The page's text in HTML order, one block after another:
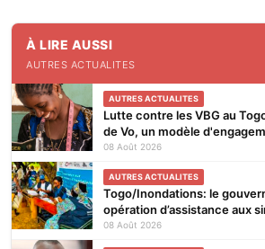
À LIRE AUSSI
AUTRES ACTUALITES
AUTRES ACTUALITES
Lutte contre les VBG au
de Vo, un modèle
qui porte ses fruits
08 Août 2026
AUTRES ACTUALITES
Togo/Inondations: le
opération d’assistance aux
08 Août 2026